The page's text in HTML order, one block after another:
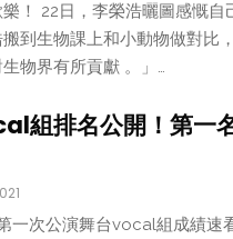
！ 22日，李榮浩曬圖感慨自
到生物課上和小動物做對比
物界有所貢獻 。」…
組排名公開！第一
一次公演舞台vocal組成績速